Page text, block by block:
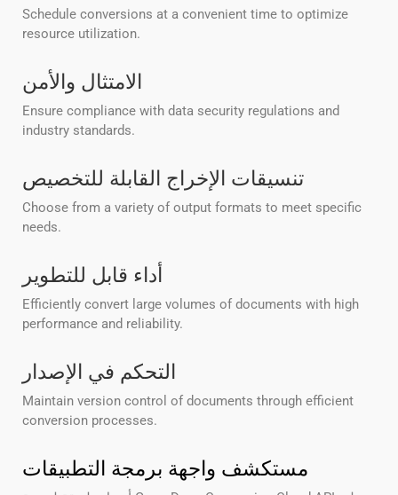
Schedule conversions at a convenient time to optimize
resource utilization.
الامتثال والأمن
Ensure compliance with data security regulations and
industry standards.
تنسيقات الإخراج القابلة للتخصيص
Choose from a variety of output formats to meet specific
needs.
أداء قابل للتطوير
Efficiently convert large volumes of documents with high
performance and reliability.
التحكم في الإصدار
Maintain version control of documents through efficient
conversion processes.
مستكشف واجهة برمجة التطبيقات